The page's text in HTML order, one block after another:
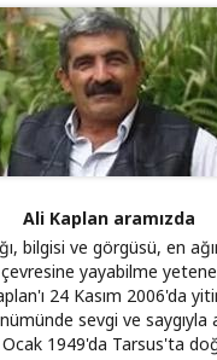
Ali Kaplan aramızda
bilgisi ve görgüsü, en
yayabilme
24 Kasım 2006'da
sevgi ve saygıyla
1949'da Tarsus'ta